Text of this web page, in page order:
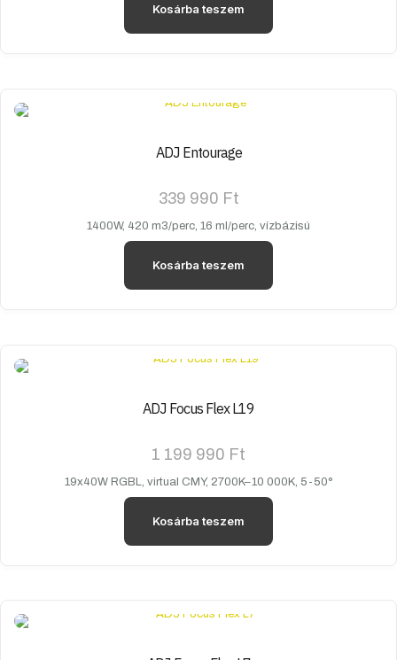
Kosárba teszem
ADJ Entourage
339 990 Ft
1400W, 420 m3/perc, 16 ml/perc, vízbázisú
Kosárba teszem
ADJ Focus Flex L19
1 199 990 Ft
19x40W RGBL, virtual CMY, 2700K–10 000K, 5-50°
Kosárba teszem